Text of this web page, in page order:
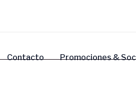
Contacto Promociones &